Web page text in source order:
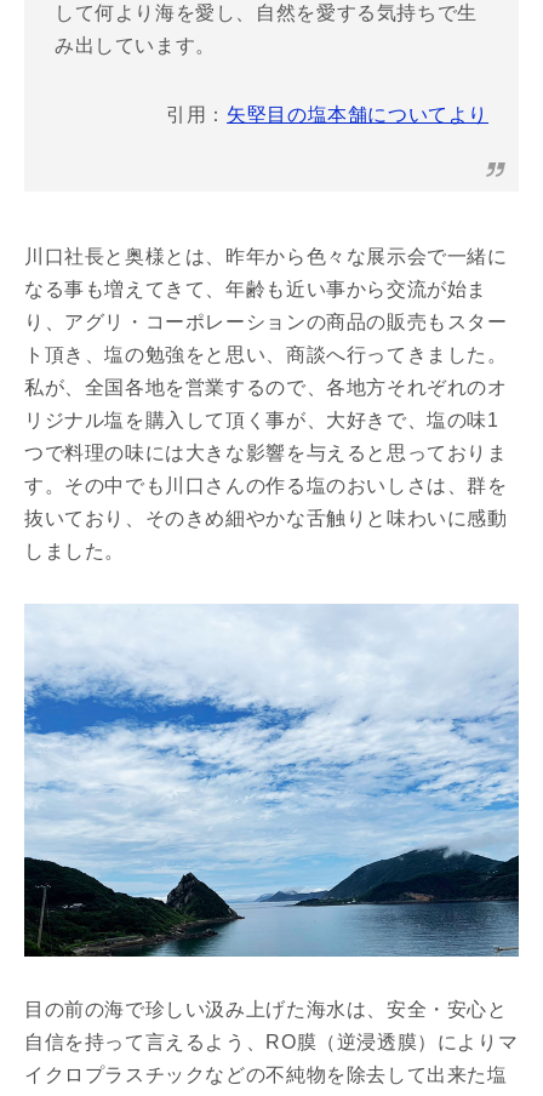
して何より海を愛し、自然を愛する気持ちで生
み出しています。
引用： 矢堅目の塩本舗についてより
川口社長と奥様とは、昨年から色々な展示会で一緒に
なる事も増えてきて、年齢も近い事から交流が始ま
り、アグリ・コーポレーションの商品の販売もスター
ト頂き、塩の勉強をと思い、商談へ行ってきました。
私が、全国各地を営業するので、各地方それぞれのオ
リジナル塩を購入して頂く事が、大好きで、塩の味1
つで料理の味には大きな影響を与えると思っておりま
す。その中でも川口さんの作る塩のおいしさは、群を
抜いており、そのきめ細やかな舌触りと味わいに感動
しました。
目の前の海で珍しい汲み上げた海水は、安全・安心と
自信を持って言えるよう、RO膜（逆浸透膜）によりマ
イクロプラスチックなどの不純物を除去して出来た塩